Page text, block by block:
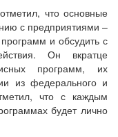
что основные
с предприятиями –
и обсудить с
Он вкратце
программ, их
из федерального и
что с каждым
будет лично